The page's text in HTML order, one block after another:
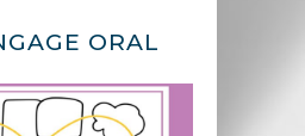
ORAL